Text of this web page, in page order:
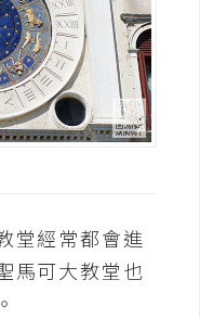
堂經常都會進
馬可大教堂也